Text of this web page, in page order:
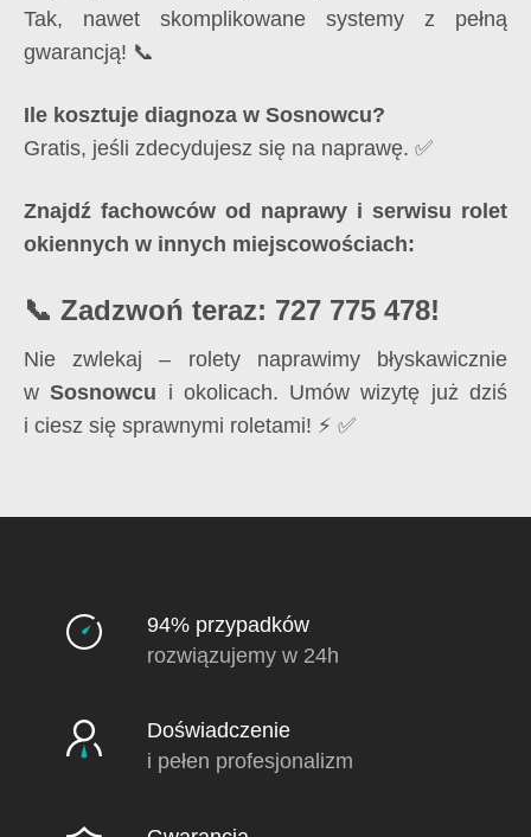
Tak, nawet skomplikowane systemy z pełną
gwarancją! 📞
Ile kosztuje diagnoza w Sosnowcu?
Gratis, jeśli zdecydujesz się na naprawę. ✅
Znajdź fachowców od naprawy i serwisu rolet
okiennych w innych miejscowościach:
📞 Zadzwoń teraz: 727 775 478!
Nie zwlekaj – rolety naprawimy błyskawicznie
wSosnowcu i okolicach. Umów wizytę już dziś
i ciesz się sprawnymi roletami! ⚡ ✅
94% przypadków
rozwiązujemy w 24h
Doświadczenie
i pełen profesjonalizm